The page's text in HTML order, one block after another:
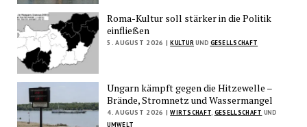
Roma-Kultur soll stärker in die Politik
einfließen
5. AUGUST 2026 | KULTURUND GESELLSCHAFT
Ungarn kämpft gegen die Hitzewelle –
Brände, Stromnetz und Wassermangel
4. AUGUST 2026 | WIRTSCHAFT GESELLSCHAFT UND
UMWELT